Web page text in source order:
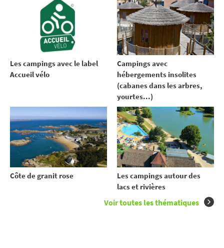
Les campings avec le label
Accueil vélo
Campings avec
hébergements insolites
(cabanes dans les arbres,
yourtes...)
Côte de granit rose
Les campings autour des
lacs et rivières
Voir toutes les thématiques